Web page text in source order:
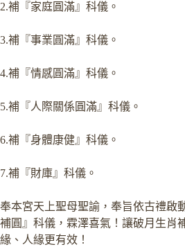
2.補『家庭圓滿』科儀。
3.補『事業圓滿』科儀。
4.補『情感圓滿』科儀。
5.補『人際關係圓滿』科儀。
6.補『身體康健』科儀。
7.補『財庫』科儀。
奉本宮天上聖母聖諭，奉旨依古禮啟
補圓』科儀，霖澤喜氣！讓破月生肖
緣、人緣更有效！